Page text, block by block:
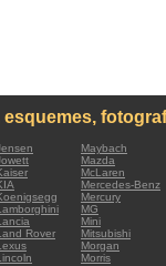
Maybach
Mazda
McLaren
Mercedes-Benz
Mercury
MG
Mini
Rover
Mitsubishi
Morgan
Morris